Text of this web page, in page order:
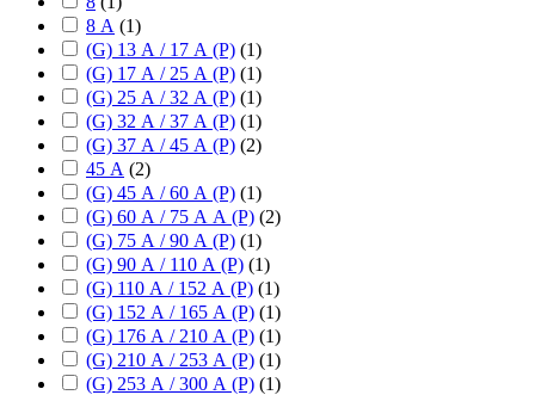
8 А (1)
(G) 13 А / 17 А (P) (1)
(G) 17 А / 25 А (P) (1)
(G) 25 А / 32 А (P) (1)
(G) 32 А / 37 А (P) (1)
(G) 37 А / 45 А (P) (2)
45 А (2)
(G) 45 А / 60 А (P) (1)
(G) 60 А / 75 А А (P) (2)
(G) 75 А / 90 А (P) (1)
(G) 90 А / 110 А (P) (1)
(G) 110 А / 152 А (P) (1)
(G) 152 А / 165 А (P) (1)
(G) 176 А / 210 А (P) (1)
(G) 210 А / 253 А (P) (1)
(G) 253 А / 300 А (P) (1)